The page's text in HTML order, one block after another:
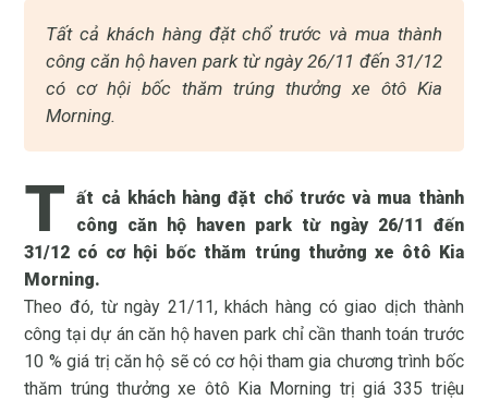
Tất cả khách hàng đặt chổ trước và mua thành
công căn hộ haven park từ ngày 26/11 đến 31/12
có cơ hội bốc thăm trúng thưởng xe ôtô Kia
Morning.
T
ất cả khách hàng đặt chổ trước và mua thành
công căn hộ haven park từ ngày 26/11 đến
31/12 có cơ hội bốc thăm trúng thưởng xe ôtô Kia
Morning.
Theo đó, từ ngày 21/11, khách hàng có giao dịch thành
công tại dự án căn hộ haven park chỉ cần thanh toán trước
10 % giá trị căn hộ sẽ có cơ hội tham gia chương trình bốc
thăm trúng thưởng xe ôtô Kia Morning trị giá 335 triệu